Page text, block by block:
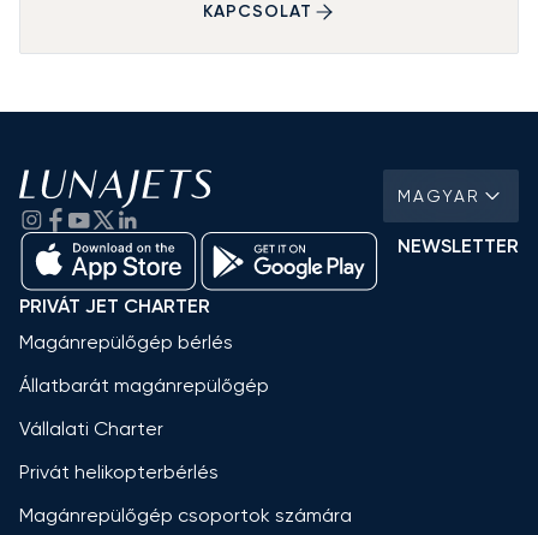
KAPCSOLAT
MAGYAR
NEWSLETTER
PRIVÁT JET CHARTER
Magánrepülőgép bérlés
Állatbarát magánrepülőgép
Vállalati Charter
Privát helikopterbérlés
Magánrepülőgép csoportok számára